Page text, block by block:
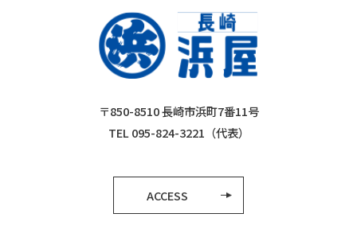
〒850-8510 長崎市浜町7番11号
TEL 095-824-3221（代表）
ACCESS